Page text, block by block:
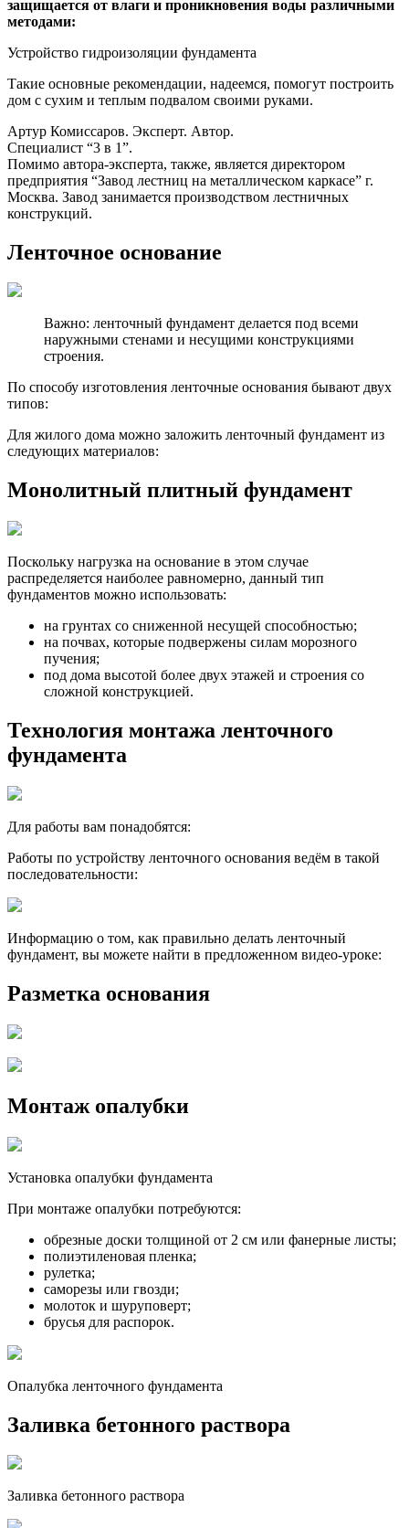
защищается от влаги и проникновения воды различными
методами:
Устройство гидроизоляции фундамента
Такие основные рекомендации, надеемся, помогут построить
дом с сухим и теплым подвалом своими руками.
Артур Комиссаров. Эксперт. Автор.
Специалист “3 в 1”.
Помимо автора-эксперта, также, является директором
предприятия “Завод лестниц на металлическом каркасе” г.
Москва. Завод занимается производством лестничных
конструкций.
Ленточное основание
Важно: ленточный фундамент делается под всеми
наружными стенами и несущими конструкциями
строения.
По способу изготовления ленточные основания бывают двух
типов:
Для жилого дома можно заложить ленточный фундамент из
следующих материалов:
Монолитный плитный фундамент
Поскольку нагрузка на основание в этом случае
распределяется наиболее равномерно, данный тип
фундаментов можно использовать:
на грунтах со сниженной несущей способностью;
на почвах, которые подвержены силам морозного
пучения;
под дома высотой более двух этажей и строения со
сложной конструкцией.
Технология монтажа ленточного
фундамента
Для работы вам понадобятся:
Работы по устройству ленточного основания ведём в такой
последовательности:
Информацию о том, как правильно делать ленточный
фундамент, вы можете найти в предложенном видео-уроке:
Разметка основания
Монтаж опалубки
Установка опалубки фундамента
При монтаже опалубки потребуются:
обрезные доски толщиной от 2 см или фанерные листы;
полиэтиленовая пленка;
рулетка;
саморезы или гвозди;
молоток и шуруповерт;
брусья для распорок.
Опалубка ленточного фундамента
Заливка бетонного раствора
Заливка бетонного раствора